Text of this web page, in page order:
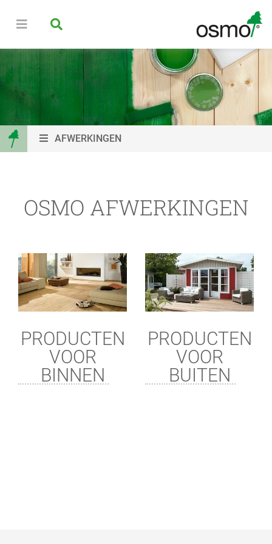
AFWERKINGEN
OSMO AFWERKINGEN
PRODUCTEN
VOOR
BINNEN
PRODUCTEN
VOOR
BUITEN